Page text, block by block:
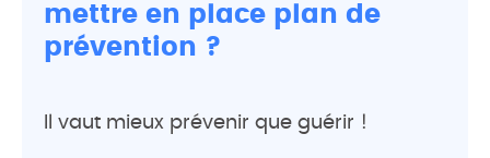
mettre en place plan de
prévention ?
Il vaut mieux prévenir que guérir !